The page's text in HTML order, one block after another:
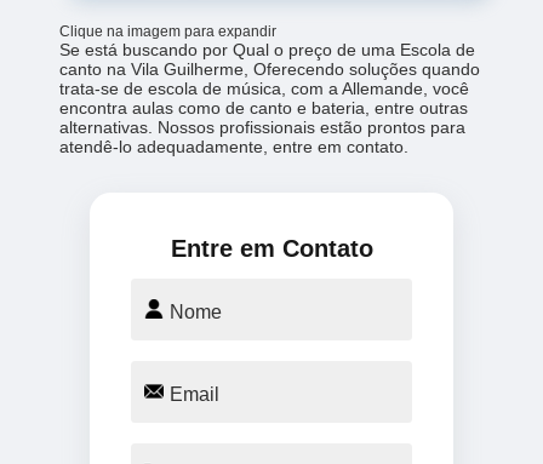
Clique na imagem para expandir
Se está buscando por Qual o preço de uma Escola de
canto na Vila Guilherme, Oferecendo soluções quando
trata-se de escola de música, com a Allemande, você
encontra aulas como de canto e bateria, entre outras
alternativas. Nossos profissionais estão prontos para
atendê-lo adequadamente, entre em contato.
Entre em Contato